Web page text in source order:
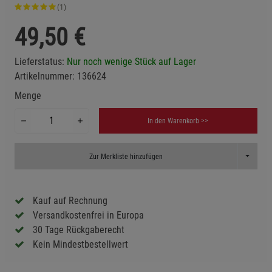
(1)
49,50 €
Lieferstatus: Nur noch wenige Stück auf Lager
Artikelnummer: 136624
Menge
In den Warenkorb >>
Zur Merkliste hinzufügen Toggle
Kauf auf Rechnung
Versandkostenfrei in Europa
30 Tage Rückgaberecht
Kein Mindestbestellwert